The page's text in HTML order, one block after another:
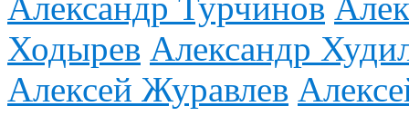
Ходырев Александр
Алексей Журавлев